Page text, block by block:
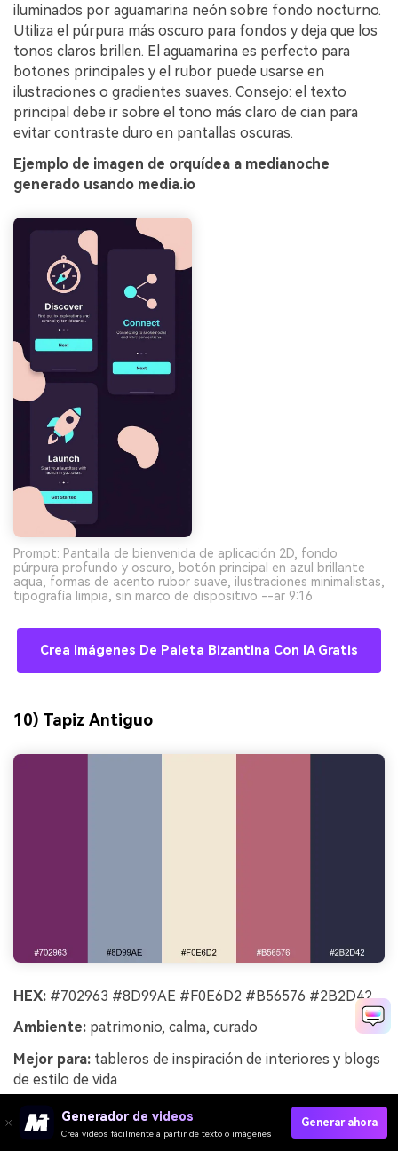
iluminados por aguamarina neón sobre fondo nocturno.
Utiliza el púrpura más oscuro para fondos y deja que los
tonos claros brillen. El aguamarina es perfecto para
botones principales y el rubor puede usarse en
ilustraciones o gradientes suaves. Consejo: el texto
principal debe ir sobre el tono más claro de cian para
evitar contraste duro en pantallas oscuras.
Ejemplo de imagen de orquídea a medianoche
generado usando media.io
Prompt: Pantalla de bienvenida de aplicación 2D, fondo
púrpura profundo y oscuro, botón principal en azul brillante
aqua, formas de acento rubor suave, ilustraciones minimalistas,
tipografía limpia, sin marco de dispositivo --ar 9:16
Crea Imágenes De Paleta Bizantina Con IA Gratis
10) Tapiz Antiguo
HEX: #702963 #8D99AE #F0E6D2 #B56576 #2B2D42
Ambiente: patrimonio, calma, curado
Mejor para: tableros de inspiración de interiores y blogs
de estilo de vida
Patrimonio y calma; se siente como un textil desgastado
con tintes apagados y costuras cuidadosas. Mantén el
Generador de videos
Crea videos fácilmente a partir de texto o imágenes
Generar ahora